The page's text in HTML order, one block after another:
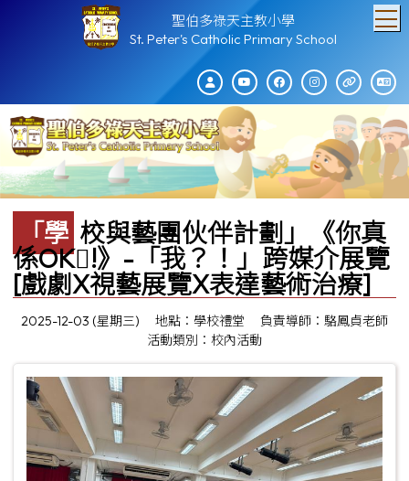
聖伯多祿天主教小學
St. Peter's Catholic Primary School
「學校與藝團伙伴計劃」《你真
係OK!》-「我？！」跨媒介展覽
[戲劇X視藝展覽X表達藝術治療]
2025-12-03 (星期三) 地點：學校禮堂
負責導師：駱鳳貞老師
活動類別：校內活動